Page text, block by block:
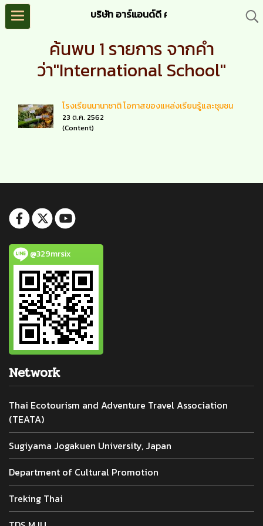
บริษัท อาร์แอนด์ดี ครีเอชั่น จำกัด (R&D
ค้นพบ 1 รายการ จากคำ
ว่า"International School"
โรงเรียนนานาชาติ โอกาสของแหล่งเรียนรู้และชุมชน
23 ต.ค. 2562
(Content)
@329mrsix
Network
Thai Ecotourism and Adventure Travel Association
(TEATA)
Sugiyama Jogakuen University, Japan
Department of Cultural Promotion
Treking Thai